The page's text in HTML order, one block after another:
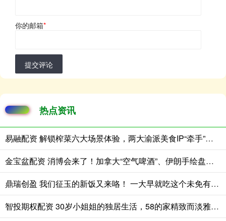
你的邮箱*
提交评论
热点资讯
易融配资 解锁榨菜六大场景体验，两大渝派美食IP“牵手”成功
金宝盆配资 消博会来了！加拿大“空气啤酒”、伊朗手绘盘、意大利“慢食哲学”纷纷亮相海南
鼎瑞创盈 我们征玉的新饭又来咯！ 一大早就吃这个未免有些太奢侈[awsl][a
智投期权配资 30岁小姐姐的独居生活，58的家精致而淡雅，堪称一人户家庭典范